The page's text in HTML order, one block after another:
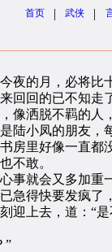
首页 | 武侠 |
的月，必将比十
回的已不知走
像洒脱不羁的人
小凤的朋友，
里好像一直都没
不敢。
就会又多加重一
得快要发疯了
上去，道：“是
”